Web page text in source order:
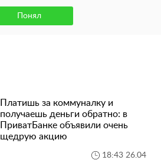
Понял
Платишь за коммуналку и
получаешь деньги обратно: в
ПриватБанке объявили очень
щедрую акцию
18:43 26.04